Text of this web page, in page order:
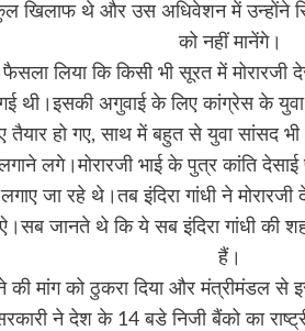
खिलाफ थे और उस अधिवेशन में उन्होंने
को नहीं मानेंगे।
लिया कि किसी भी सूरत में मोरारजी
थी।इसकी अगुवाई के लिए कांग्रेस के युवा
तैयार हो गए, साथ में बहुत से युवा सांसद
लगे।मोरारजी भाई के पुत्र कांति
जा रहे थे।तब इंदिरा गांधी ने मोरारजी
जानते थे कि ये सब इंदिरा गांधी की
हैं।
की मांग को ठुकरा दिया और मंत्रीमंडल
ने देश के 14 बडे निजी बैंको का